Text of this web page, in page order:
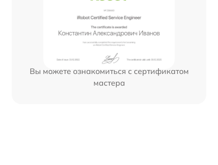
Вы можете ознакомиться с сертификатом
мастера